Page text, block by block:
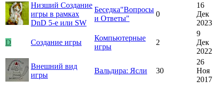
Низший Создание
игры в рамках
DnD 5-e или SW
Беседка"Вопросы
и Ответы"
0
16
Дек
2023
D Создание игры
Компьютерные
игры
2
9
Дек
2022
Внешний вид
игры
Вальдира: Ясли 30
26
Ноя
2017